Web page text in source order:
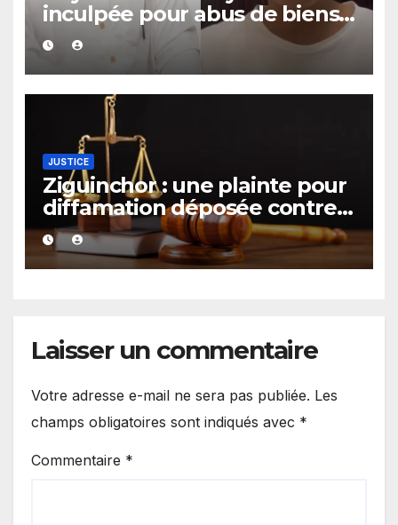
inculpée pour abus de biens
sociaux dans une affaire
portant sur 420 millions FCFA
JUSTICE
Ziguinchor : une plainte pour
diffamation déposée contre
le maire Djibril Sonko
Laisser un commentaire
Votre adresse e-mail ne sera pas publiée. Les
champs obligatoires sont indiqués avec *
Commentaire *